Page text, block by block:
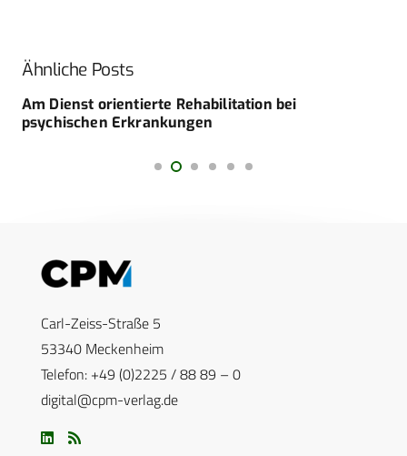
Ähnliche Posts
Am Dienst orientierte Rehabilitation bei
psychischen Erkrankungen
Carl-Zeiss-Straße 5
53340 Meckenheim
Telefon: +49 (0)2225 / 88 89 – 0
digital@cpm-verlag.de